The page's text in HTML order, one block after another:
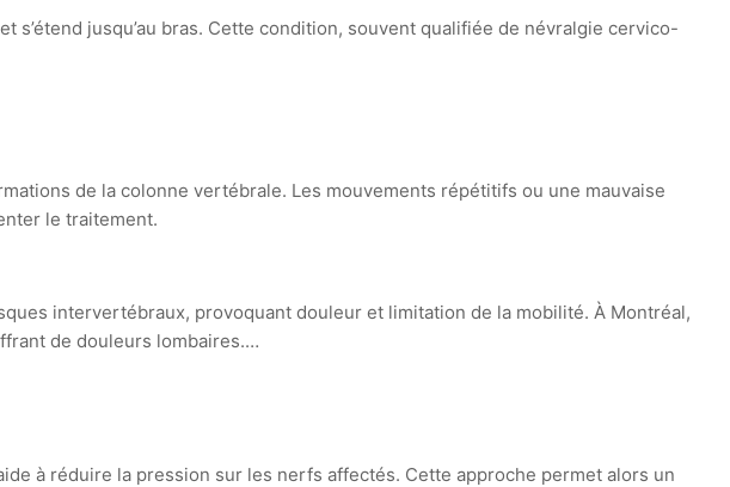
s’étend jusqu’au bras. Cette condition, souvent qualifiée de névralgie cervico-
de la colonne vertébrale. Les mouvements répétitifs ou une mauvaise
le traitement.
intervertébraux, provoquant douleur et limitation de la mobilité. À Montréal,
de douleurs lombaires.…
à réduire la pression sur les nerfs affectés. Cette approche permet alors un